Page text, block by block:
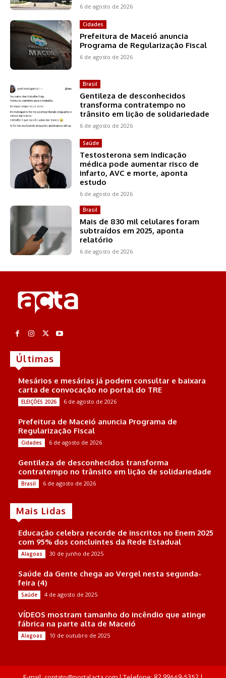
6 de agosto de 2026
Cidades
Prefeitura de Maceió anuncia
Programa de Regularização Fiscal
6 de agosto de 2026
Brasil
Gentileza de desconhecidos
transforma contratempo no
trânsito em lição de solidariedade
6 de agosto de 2026
Saúde
Testosterona sem indicação
médica pode aumentar risco de
infarto, AVC e morte, aponta
estudo
6 de agosto de 2026
Brasil
Mais de 830 mil celulares foram
subtraídos em 2025, aponta
relatório
6 de agosto de 2026
Últimas
Mesários e mesárias já podem consultar e baixara
carta de convocação no portal do TRE
ELEIÇÕES 2026 6 de agosto de 2026
Prefeitura de Maceió anuncia Programa de
Regularização Fiscal
Cidades 6 de agosto de 2026
Gentileza de desconhecidos transforma
contratempo no trânsito em lição de solidariedade
Brasil 6 de agosto de 2026
Mais Lidas
Educação celebra recorde de inscritos no Enem 2025
com 95% dos concluintes da Rede Estadual
Alagoas 30 de junho de 2025
Saúde da Gente chega ao Vergel nesta segunda-
feira (4)
Saúde 4 de agosto de 2025
VÍDEOS mostram tamanho do incêndio que atinge
fábrica na parte alta de Maceió
Alagoas 10 de outubro de 2025